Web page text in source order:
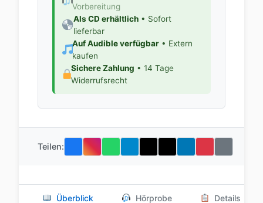
Vorbereitung
Als CD erhältlich• Sofort
lieferbar
Auf Audible verfügbar• Extern
kaufen
Sichere Zahlung • 14 Tage
Widerrufsrecht
Teilen:
Überblick Hörprobe Details